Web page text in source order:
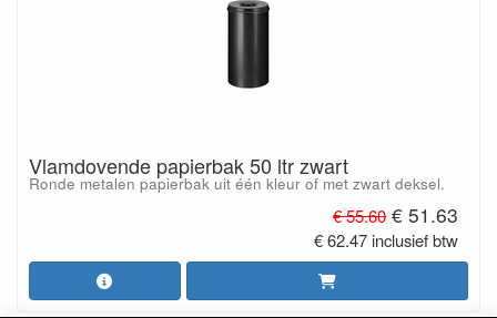
Vlamdovende papierbak 50 ltr zwart
Ronde metalen papierbak uit één kleur of met zwart deksel.
€ 55.60 € 51.63
€ 62.47 inclusief btw